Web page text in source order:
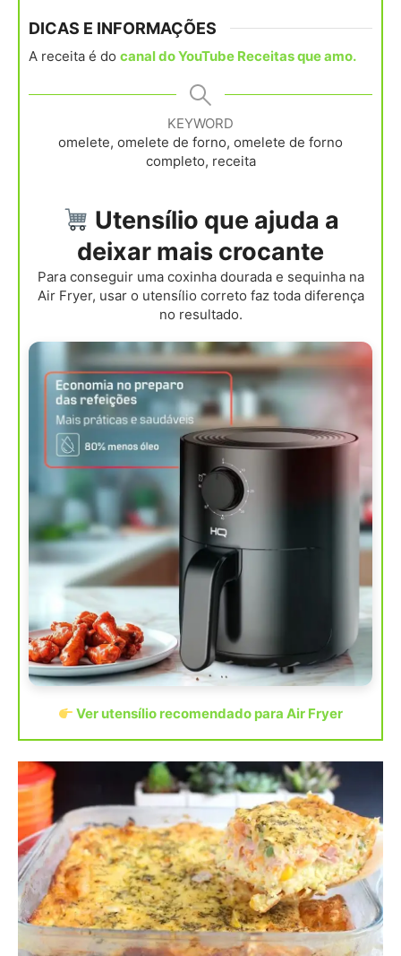
DICAS E INFORMAÇÕES
A receita é do canal do YouTube Receitas que amo.
KEYWORD
omelete, omelete de forno, omelete de forno
completo, receita
Utensílio que ajuda a
deixar mais crocante
Para conseguir uma coxinha dourada e sequinha na
Air Fryer, usar o utensílio correto faz toda diferença
no resultado.
Ver utensílio recomendado para Air Fryer